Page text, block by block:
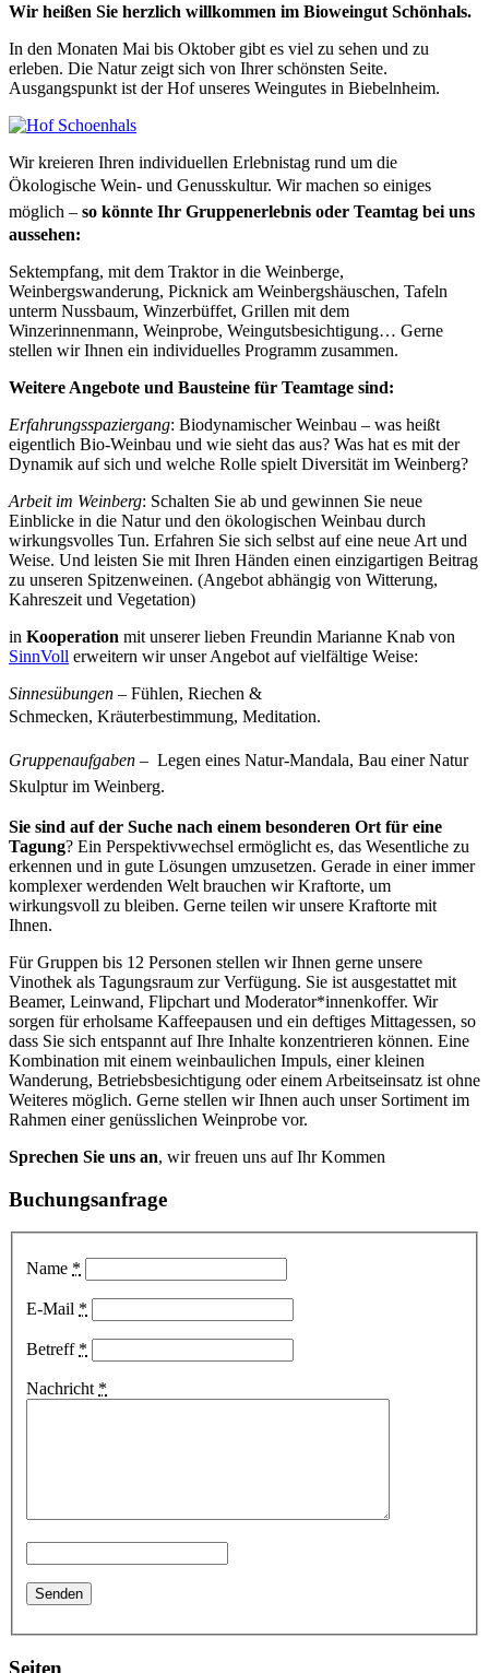
Wir heißen Sie herzlich willkommen im Bioweingut Schönhals.
In den Monaten Mai bis Oktober gibt es viel zu sehen und zu
erleben. Die Natur zeigt sich von Ihrer schönsten Seite.
Ausgangspunkt ist der Hof unseres Weingutes in Biebelnheim.
Wir kreieren Ihren individuellen Erlebnistag rund um die
Ökologische Wein- und Genusskultur. Wir machen so einiges
möglich – so könnte Ihr Gruppenerlebnis oder Teamtag bei uns
aussehen:
Sektempfang, mit dem Traktor in die Weinberge,
Weinbergswanderung, Picknick am Weinbergshäuschen, Tafeln
unterm Nussbaum, Winzerbüffet, Grillen mit dem
Winzerinnenmann, Weinprobe, Weingutsbesichtigung… Gerne
stellen wir Ihnen ein individuelles Programm zusammen.
Weitere Angebote und Bausteine für Teamtage sind:
Erfahrungsspaziergang: Biodynamischer Weinbau – was heißt
eigentlich Bio-Weinbau und wie sieht das aus? Was hat es mit der
Dynamik auf sich und welche Rolle spielt Diversität im Weinberg?
Arbeit im Weinberg: Schalten Sie ab und gewinnen Sie neue
Einblicke in die Natur und den ökologischen Weinbau durch
wirkungsvolles Tun. Erfahren Sie sich selbst auf eine neue Art und
Weise. Und leisten Sie mit Ihren Händen einen einzigartigen Beitrag
zu unseren Spitzenweinen. (Angebot abhängig von Witterung,
Kahreszeit und Vegetation)
in Kooperation mit unserer lieben Freundin Marianne Knab von
SinnVoll erweitern wir unser Angebot auf vielfältige Weise:
Sinnesübungen – Fühlen, Riechen &
Schmecken, Kräuterbestimmung, Meditation.
Gruppenaufgaben – Legen eines Natur-Mandala, Bau einer Natur
Skulptur im Weinberg.
Sie sind auf der Suche nach einem besonderen Ort für eine
Tagung? Ein Perspektivwechsel ermöglicht es, das Wesentliche zu
erkennen und in gute Lösungen umzusetzen. Gerade in einer immer
komplexer werdenden Welt brauchen wir Kraftorte, um
wirkungsvoll zu bleiben. Gerne teilen wir unsere Kraftorte mit
Ihnen.
Für Gruppen bis 12 Personen stellen wir Ihnen gerne unsere
Vinothek als Tagungsraum zur Verfügung. Sie ist ausgestattet mit
Beamer, Leinwand, Flipchart und Moderator*innenkoffer. Wir
sorgen für erholsame Kaffeepausen und ein deftiges Mittagessen, so
dass Sie sich entspannt auf Ihre Inhalte konzentrieren können. Eine
Kombination mit einem weinbaulichen Impuls, einer kleinen
Wanderung, Betriebsbesichtigung oder einem Arbeitseinsatz ist ohne
Weiteres möglich. Gerne stellen wir Ihnen auch unser Sortiment im
Rahmen einer genüsslichen Weinprobe vor.
Sprechen Sie uns an, wir freuen uns auf Ihr Kommen
Buchungsanfrage
Name *
E-Mail *
Betreff *
Nachricht *
Seiten